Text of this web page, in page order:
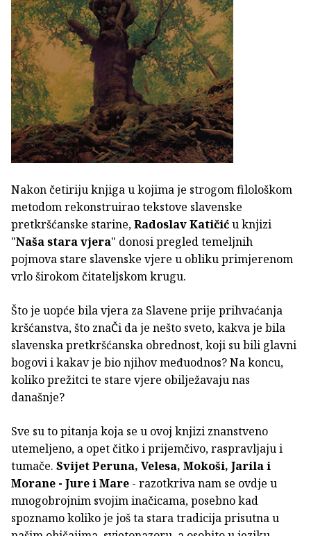
Nakon četiriju knjiga u kojima je strogom filološkom
metodom rekonstruirao tekstove slavenske
pretkršćanske starine,Radoslav Katičiću knjizi
"Naša stara vjera" donosi pregled temeljnih
pojmova stare slavenske vjere u obliku primjerenom
vrlo širokom čitateljskom krugu.
Što je uopće bila vjera za Slavene prije prihvaćanja
kršćanstva, što znaČi da je nešto sveto, kakva je bila
slavenska pretkršćanska obrednost, koji su bili glavni
bogovi i kakav je bio njihov međuodnos? Na koncu,
koliko prežitci te stare vjere obilježavaju nas
današnje?
Sve su to pitanja koja se u ovoj knjizi znanstveno
utemeljeno, a opet čitko i prijemčivo, raspravljaju i
tumače. Svijet Peruna, Velesa, Mokoši, Jarila i
Morane - Jure i Mare - razotkriva nam se ovdje u
mnogobrojnim svojim inačicama, posebno kad
spoznamo koliko je još ta stara tradicija prisutna u